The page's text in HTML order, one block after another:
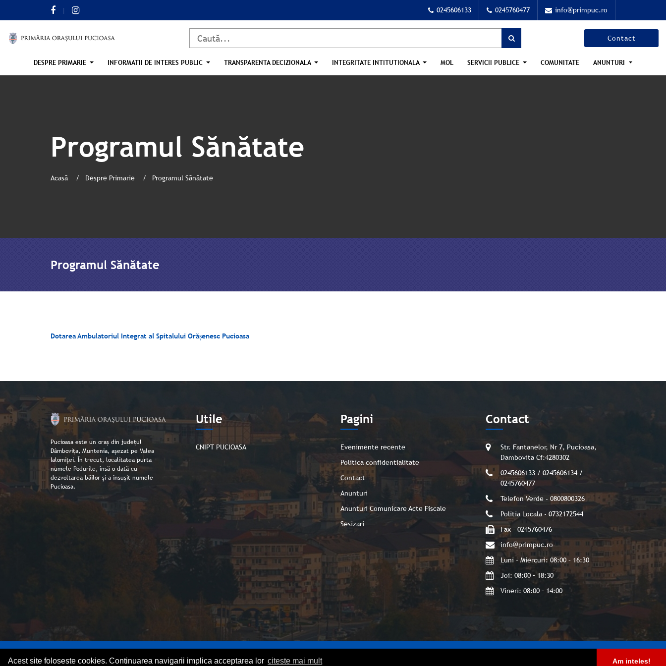
Acest site foloseste cookies. Continuarea navigarii implica acceptarea lor citeste mai mult Am inteles!
0245606133 0245760477 info@primpuc.ro
Contact
DESPRE PRIMARIE INFORMATII DE INTERES PUBLIC TRANSPARENTA DECIZIONALA INTEGRITATE INTITUTIONALA MOL SERVICII PUBLICE COMUNITATE ANUNTURI
Programul Sănătate
Acasă Despre Primarie Programul Sănătate
Programul Sănătate
Dotarea Ambulatoriul Integrat al Spitalului Orășenesc Pucioasa
Pucioasa este un oraș din județul
Dâmbovița, Muntenia, așezat pe Valea
Ialomiței. În trecut, localitatea purta
numele Podurile, însă o dată cu
dezvoltarea băilor și-a însușit numele
Pucioasa.
Utile
CNIPT PUCIOASA
Pagini
Evenimente recente
Politica confidentialitate
Contact
Anunturi
Anunturi Comunicare Acte Fiscale
Sesizari
Contact
Str. Fantanelor, Nr 7, Pucioasa,
Dambovita Cf:4280302
0245606133 / 0245606134 /
0245760477
Telefon Verde - 0800800326
Politia Locala - 0732172544
Fax - 0245760476
info@primpuc.ro
Luni – Miercuri: 08:00 – 16:30
Joi: 08:00 – 18:30
Vineri: 08:00 – 14:00
Copyright © Primaria orașului Pucioasa 2026